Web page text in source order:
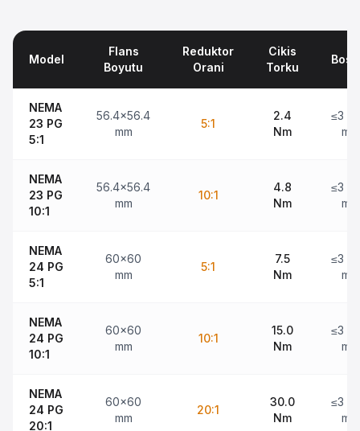
Model
Flans
Boyutu
Reduktor
Orani
Cikis
Torku
NEMA
23 PG
5:1
56.4x56.4
mm
5:1
2.4
Nm
≤3
min
NEMA
23 PG
10:1
56.4x56.4
mm
10:1
4.8
Nm
≤3
min
NEMA
24 PG
5:1
60x60
mm
5:1
7.5
Nm
≤3
min
NEMA
24 PG
10:1
60x60
mm
10:1
15.0
Nm
≤3
min
NEMA
24 PG
20:1
60x60
mm
20:1
30.0
Nm
≤3
min